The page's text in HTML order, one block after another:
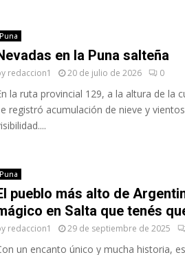
Puna
en la Puna salteña
redaccion1 20 de julio de 2026 0
la ruta provincial 129, a la altura de la
registró acumulación de nieve y
Puna
pueblo más alto de
en Salta que tenés
redaccion1 29 de septiembre de 2025
un encanto único y mucha historia,